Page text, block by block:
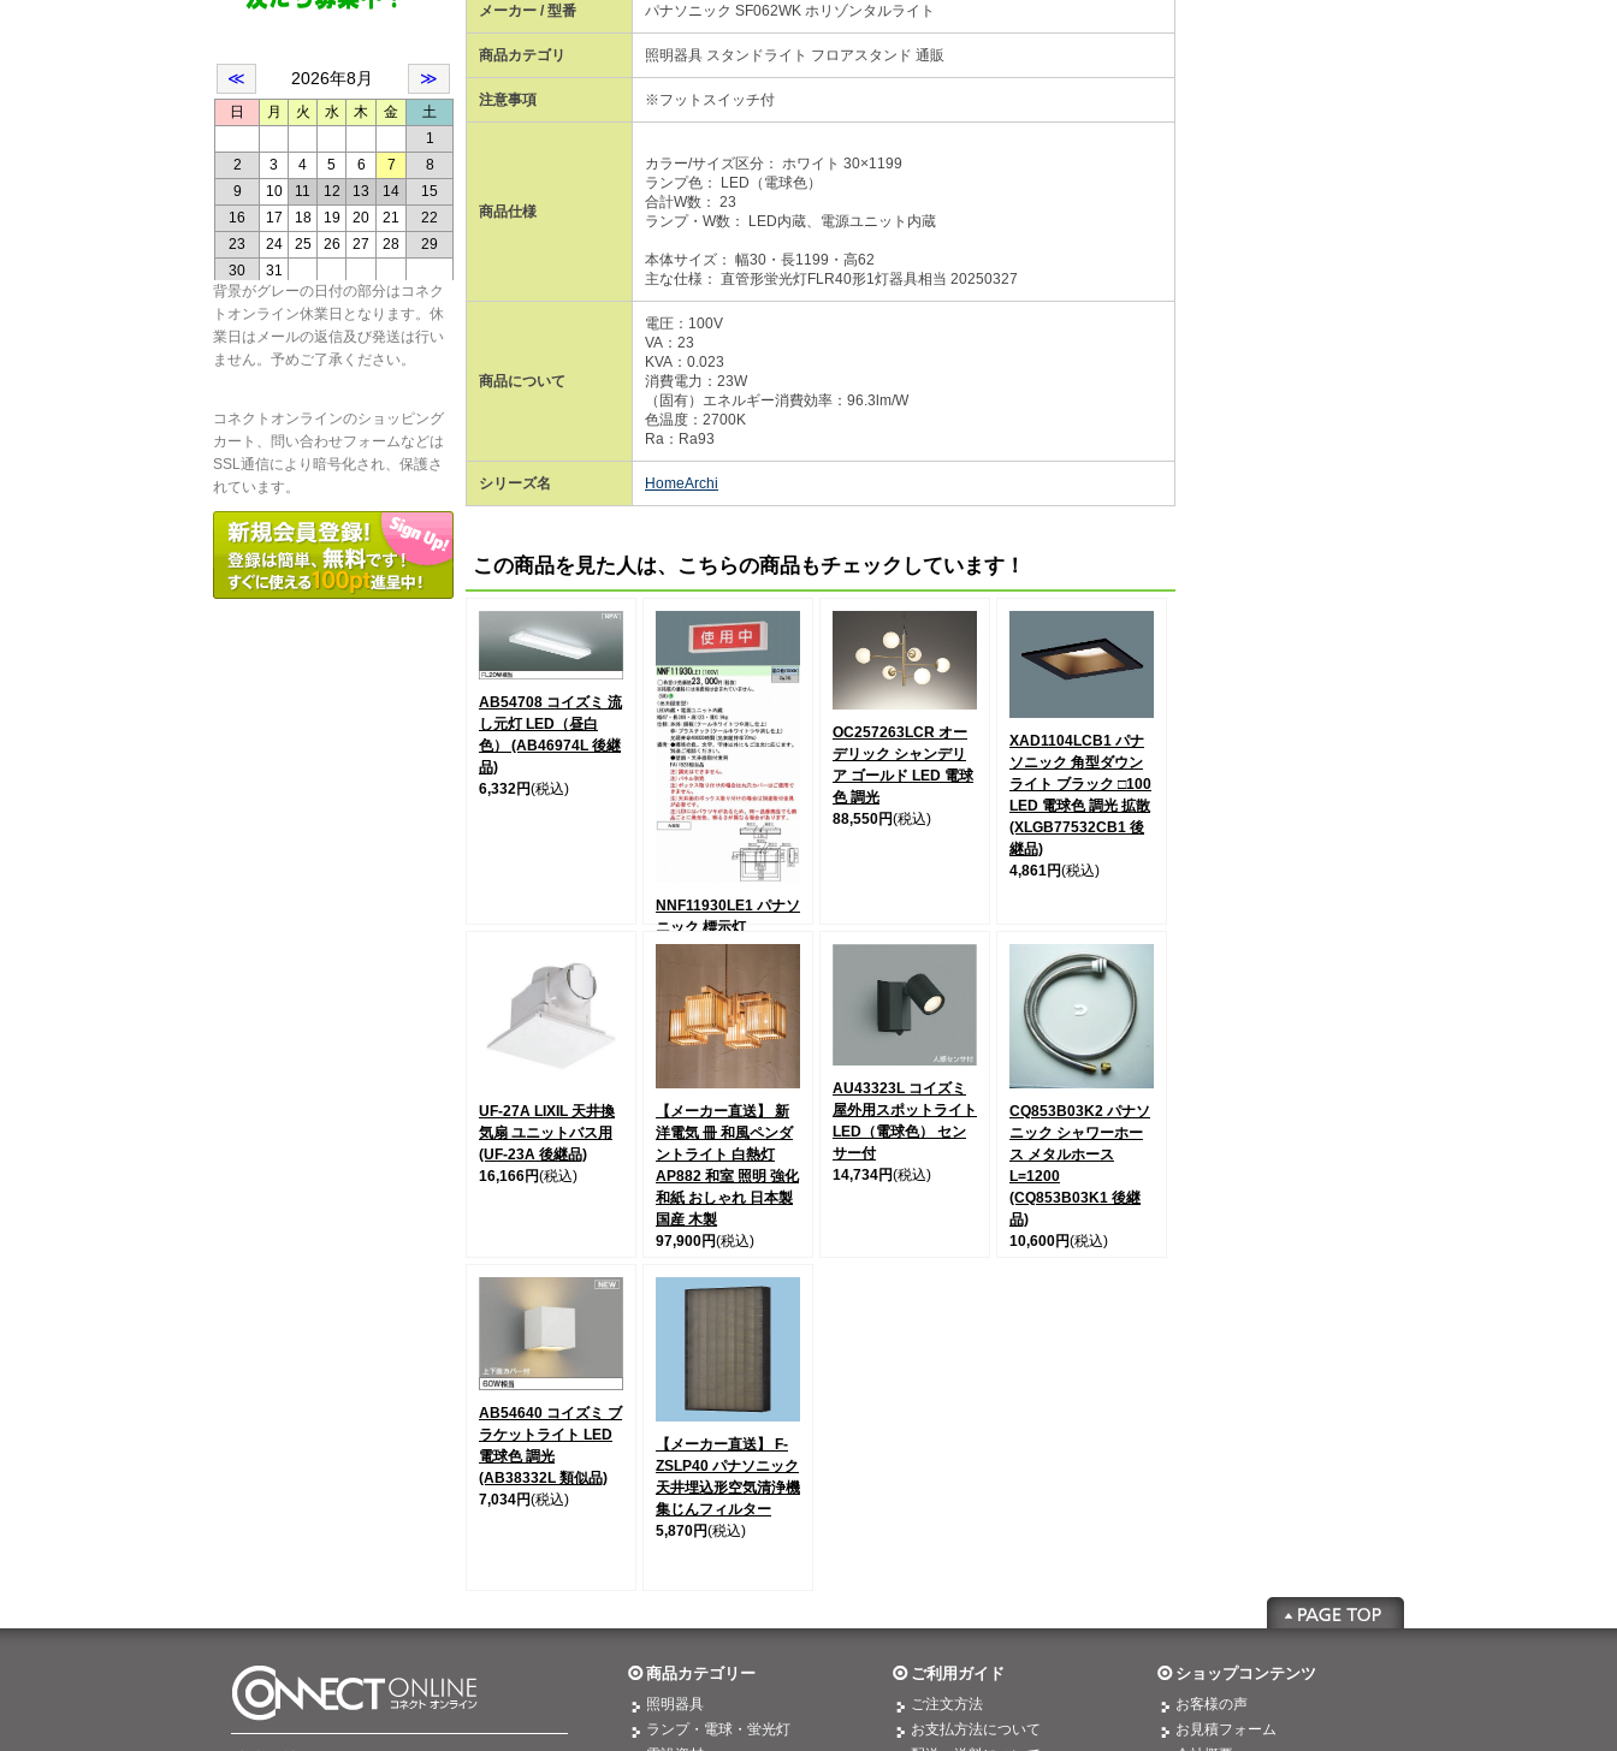
背景がグレーの日付の部分はコネク
トオンライン休業日となります。休
業日はメールの返信及び発送は行い
ません。予めご了承ください。
コネクトオンラインのショッピング
カート、問い合わせフォームなどは
SSL通信により暗号化され、保護さ
れています。
メーカー / 型番 パナソニック SF062WK ホリゾンタルライト
商品カテゴリ 照明器具 スタンドライト フロアスタンド 通販
注意事項 ※フットスイッチ付
商品仕様
カラー/サイズ区分： ホワイト 30×1199
ランプ色： LED（電球色）
合計W数： 23
ランプ・W数： LED内蔵、電源ユニット内蔵
本体サイズ： 幅30・長1199・高62
主な仕様： 直管形蛍光灯FLR40形1灯器具相当 20250327
商品について
電圧：100V
VA：23
KVA：0.023
消費電力：23W
（固有）エネルギー消費効率：96.3lm/W
色温度：2700K
Ra：Ra93
シリーズ名 HomeArchi
この商品を見た人は、こちらの商品もチェックしています！
AB54708 コイズミ 流
し元灯 LED（昼白
色） (AB46974L 後継
品)
6,332円(税込)
NNF11930LE1 パナソ
ニック 標示灯
LED（昼白色）
OC257263LCR オー
デリック シャンデリ
ア ゴールド LED 電球
色 調光
88,550円(税込)
XAD1104LCB1 パナ
ソニック 角型ダウン
ライト ブラック □100
LED 電球色 調光 拡散
(XLGB77532CB1 後
継品)
4,861円(税込)
UF-27A LIXIL 天井換
気扇 ユニットバス用
(UF-23A 後継品)
16,166円(税込)
【メーカー直送】 新
洋電気 冊 和風ペンダ
ントライト 白熱灯
AP882 和室 照明 強化
和紙 おしゃれ 日本製
国産 木製
97,900円(税込)
AU43323L コイズミ
屋外用スポットライト
LED（電球色） セン
サー付
14,734円(税込)
CQ853B03K2 パナソ
ニック シャワーホー
ス メタルホース
L=1200
(CQ853B03K1 後継
品)
10,600円(税込)
AB54640 コイズミ ブ
ラケットライト LED
電球色 調光
(AB38332L 類似品)
7,034円(税込)
【メーカー直送】 F-
ZSLP40 パナソニック
天井埋込形空気清浄機
集じんフィルター
5,870円(税込)
商品カテゴリー
照明器具
ランプ・電球・蛍光灯
ご利用ガイド
ご注文方法
お支払方法について
ショップコンテンツ
お客様の声
お見積フォーム